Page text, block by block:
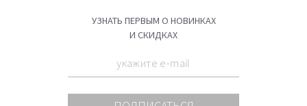
УЗНАТЬ ПЕРВЫМ О НОВИНКАХ
И СКИДКАХ